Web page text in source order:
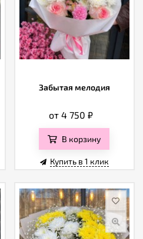
Забытая мелодия
от 4 750 ₽
В корзину
Купить в 1 клик